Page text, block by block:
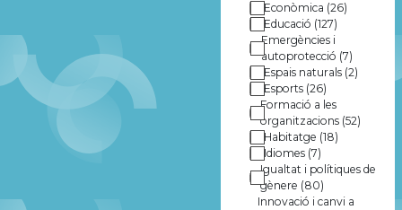
Econòmica (26)
Educació (127)
Emergències i
autoprotecció (7)
Espais naturals (2)
Esports (26)
Formació a les
organitzacions (52)
Habitatge (18)
Idiomes (7)
Igualtat i polítiques de
gènere (80)
Innovació i canvi a